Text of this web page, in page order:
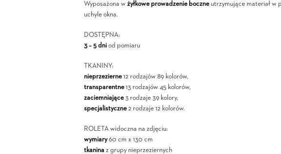
Wyposażona w żyłkowe prowadzenie boczneutrzymujące materiał w
uchyle okna.
DOSTĘPNA:
3 – 5 dniod pomiaru
TKANINY:
nieprzezierne12 rodzajów 89 kolorów,
transparentne13 rodzajów 45 kolorów,
zaciemniające3 rodzaje 39 kolory,
specjalistyczne2 rodzaje 12 kolorów.
ROLETA widoczna na zdjęciu:
wymiary60 cm x 130 cm
tkaninaz grupy nieprzeziernych